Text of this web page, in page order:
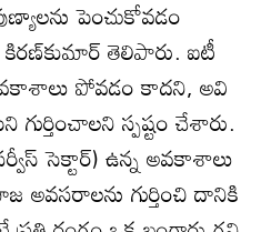
పెంచుకోవడం
తెలిపారు. ఐటీ
పోవడం కాదని, అవి
స్పష్టం చేశారు.
సెక్టార్‌) ఉన్న అవకాశాలు
గుర్తించి దానికి